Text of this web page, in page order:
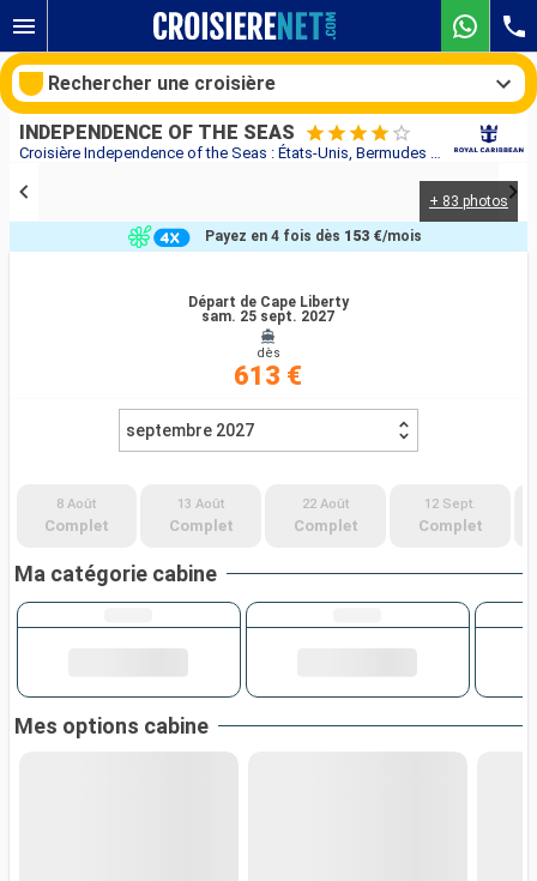
Croisière Independence of the Seas : États-Unis, Bermudes au départ de Cape Liberty
INDEPENDENCE OF THE SEAS
+ 83 photos
Départ de Cape Liberty
sam. 25 sept. 2027
dès
613 €
Payez en 4 fois dès 153 €/mois
septembre 2027
8 Août
Complet
13 Août
Complet
22 Août
Complet
12 Sept.
Complet
Ma catégorie cabine
Mes options cabine
Rechercher une croisière
Compagnies
Rechercher